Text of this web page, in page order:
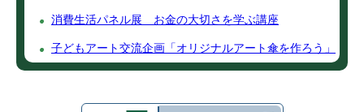
消費生活パネル展 お金の大切さを学ぶ講座
子どもアート交流企画「オリジナルアート傘を作ろう」